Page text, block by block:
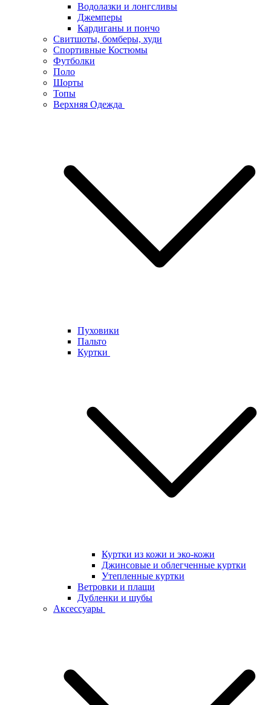
Водолазки и лонгсливы
Джемперы
Кардиганы и пончо
Свитшоты, бомберы, худи
Спортивные Костюмы
Футболки
Поло
Шорты
Топы
Верхняя Одежда
Пуховики
Пальто
Куртки
Куртки из кожи и эко-кожи
Джинсовые и облегченные куртки
Утепленные куртки
Ветровки и плащи
Дубленки и шубы
Аксессуары